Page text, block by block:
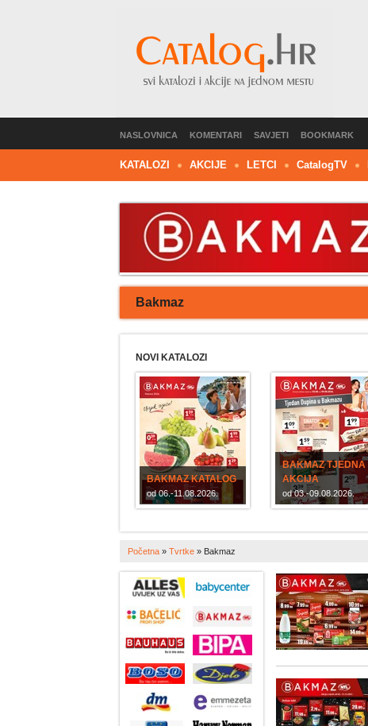
NASLOVNICA KOMENTARI SAVJETI BOOKMARK
KATALOZI AKCIJE LETCI CatalogTV
Bakmaz
NOVI KATALOZI
BAKMAZ KATALOG
od 06.-11.08.2026.
BAKMAZ TJEDNA
AKCIJA
od 03.-09.08.2026.
Početna» Tvrtke» Bakmaz